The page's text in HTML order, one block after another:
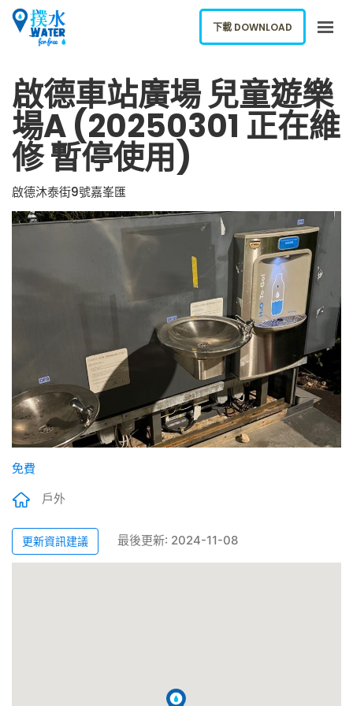
關於我們
下載應用
網誌
報告新飲水機
ENGLISH
下載 DOWNLOAD
啟德車站廣場 兒童遊樂
場A (20250301 正在維
修 暫停使用)
啟德沐泰街9號嘉峯匯
免費
戶外
更新資訊建議 最後更新: 2024-11-08
下載 DOWNLOAD